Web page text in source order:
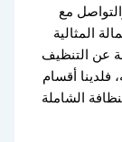
مع
المثالية
عن التنظيف
أقسام
الشاملة